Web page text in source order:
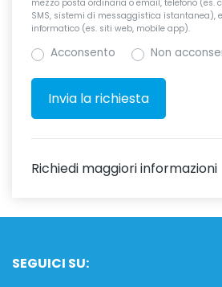
mezzo posta ordinaria o email, telefono
SMS, sistemi di messaggistica istantanea),
informatico (es. siti web, mobile app).
Acconsento Non
Richiedi maggiori informazioni
SEGUICI SU: